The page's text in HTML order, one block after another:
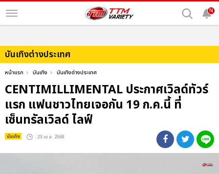
N
บันเทิงต่างประเทศ
หน้าแรก บันเทิง บันเทิงต่างประเทศ
CENTIMILLIMENTAL ประกาศเวิลด์ทัวร์
แรก แฟนชาวไทยเจอกัน 19 ก.ค.นี้ ที่
เซ็นทรัลเวิลด์ ไลฟ์
บันเทิง : 23 เม.ย. 2569